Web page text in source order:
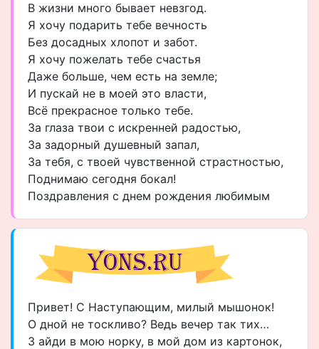
В жизни много бывает невзгод.
Я хочу подарить тебе вечность
Без досадных хлопот и забот.
Я хочу пожелать тебе счастья
Даже больше, чем есть на земле;
И пускай не в моей это власти,
Всё прекрасное только тебе.
За глаза твои с искренней радостью,
За задорный душевный запал,
За тебя, с твоей чувственной страстностью,
Поднимаю сегодня бокал!
Поздравления с днем рождения любимым
Привет! С Наступающим, милый мышонок!
О дной не тоскливо? Ведь вечер так тих…
З айди в мою норку, в мой дом из картонок,